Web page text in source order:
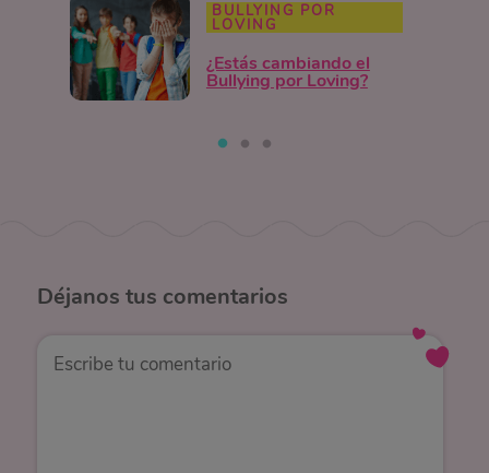
BULLYING POR
LOVING
¿Estás cambiando el
Bullying por Loving?
Déjanos tus comentarios